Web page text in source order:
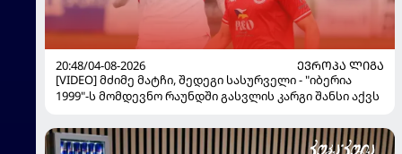
20:48/04-08-2026
ᲔᲕᲠᲝᲞᲐ ᲚᲘᲒᲐ
[VIDEO] მძიმე მატჩი, შედეგი სასურველი - "იბერია
1999"-ს მომდევნო რაუნდში გასვლის კარგი შანსი აქვს